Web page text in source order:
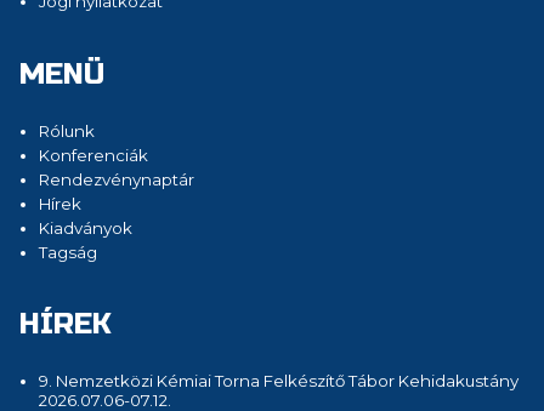
MENÜ
Rólunk
Konferenciák
Rendezvénynaptár
Hírek
Kiadványok
Tagság
HÍREK
9. Nemzetközi Kémiai Torna Felkészítő Tábor Kehidakustány
2026.07.06-07.12.